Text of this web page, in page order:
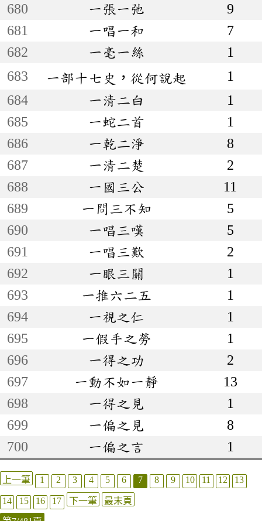
680
一張一弛
9
681
一唱一和
7
682
一毫一絲
1
683
一部十七史，從何說起
1
684
一清二白
1
685
一蛇二首
1
686
一乾二淨
8
687
一清二楚
2
688
一國三公
11
689
一問三不知
5
690
一唱三嘆
5
691
一唱三歎
2
692
一眼三關
1
693
一推六二五
1
694
一視之仁
1
695
一假手之勞
1
696
一得之功
2
697
一動不如一靜
13
698
一得之見
1
699
一偏之見
8
700
一偏之言 1
上一筆 1 2 3 4 5 6 7 8 9 10 11 12 13
14 15 16 17 下一筆 最末頁